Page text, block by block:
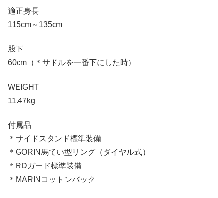
適正身長
115cm～135cm
股下
60cm（＊サドルを一番下にした時）
WEIGHT
11.47kg
付属品
＊サイドスタンド標準装備
＊GORIN馬てい型リング（ダイヤル式）
＊RDガード標準装備
＊MARINコットンバック